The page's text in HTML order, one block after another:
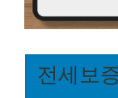
전세보